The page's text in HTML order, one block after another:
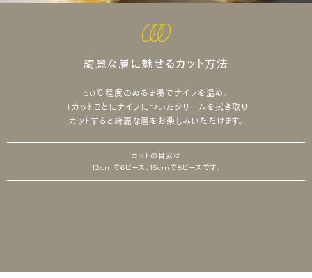
綺麗な層に魅せるカット方法
50℃程度のぬるま湯でナイフを温め、
１カットごとにナイフについたクリームを拭き取り
カットすると綺麗な層をお楽しみいただけます。
カットの目安は
12cmで6ピース、15cmで8ピースです。